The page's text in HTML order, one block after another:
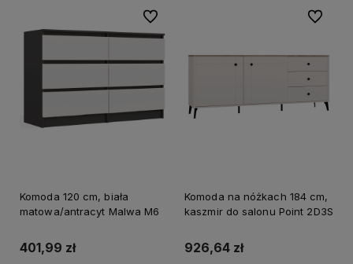
Komoda 120 cm, biała
matowa/antracyt Malwa M6
401,99 zł
Do ulubionych
Komoda na nóżkach 184 cm,
kaszmir do salonu Point 2D3S
926,64 zł
Do